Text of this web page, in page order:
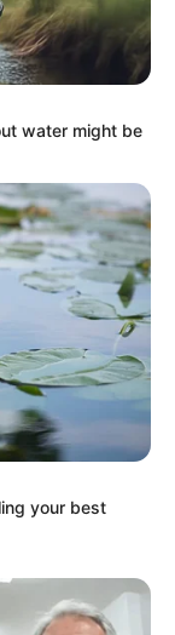
water might be
your best